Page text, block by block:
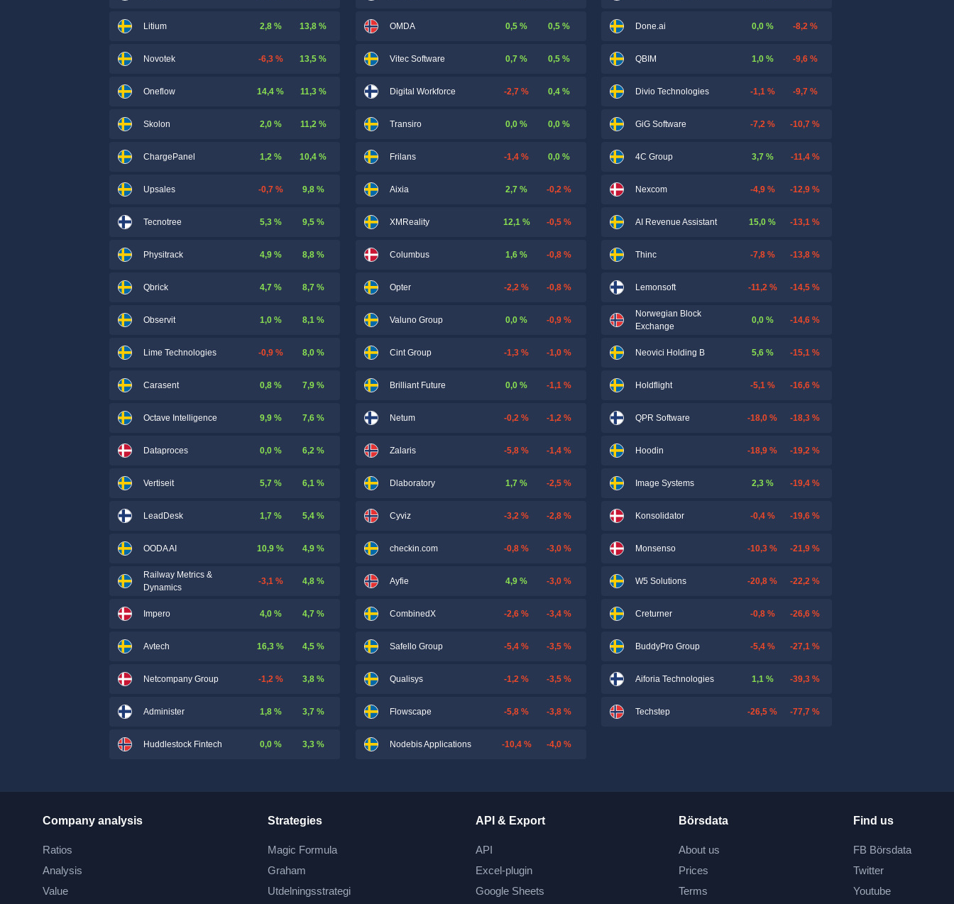
Litium 2,8 % 13,8 %
Novotek -6,3 % 13,5 %
Oneflow 14,4 % 11,3 %
Skolon 2,0 % 11,2 %
ChargePanel 1,2 % 10,4 %
Upsales -0,7 % 9,8 %
Tecnotree 5,3 % 9,5 %
Physitrack 4,9 % 8,8 %
Qbrick 4,7 % 8,7 %
Observit 1,0 % 8,1 %
Lime Technologies -0,9 % 8,0 %
Carasent 0,8 % 7,9 %
Octave Intelligence 9,9 % 7,6 %
Dataproces 0,0 % 6,2 %
Vertiseit 5,7 % 6,1 %
LeadDesk 1,7 % 5,4 %
OODA AI 10,9 % 4,9 %
Railway Metrics &
Dynamics
-3,1 % 4,8 %
Impero 4,0 % 4,7 %
Avtech 16,3 % 4,5 %
Netcompany Group -1,2 % 3,8 %
Administer 1,8 % 3,7 %
Huddlestock Fintech 0,0 % 3,3 %
OMDA 0,5 % 0,5 %
Vitec Software 0,7 % 0,5 %
Digital Workforce -2,7 % 0,4 %
Transiro 0,0 % 0,0 %
Frilans -1,4 % 0,0 %
Aixia 2,7 % -0,2 %
XMReality 12,1 % -0,5 %
Columbus 1,6 % -0,8 %
Opter -2,2 % -0,8 %
Valuno Group 0,0 % -0,9 %
Cint Group -1,3 % -1,0 %
Brilliant Future 0,0 % -1,1 %
Netum -0,2 % -1,2 %
Zalaris -5,8 % -1,4 %
Dlaboratory 1,7 % -2,5 %
Cyviz -3,2 % -2,8 %
checkin.com -0,8 % -3,0 %
Ayfie 4,9 % -3,0 %
CombinedX -2,6 % -3,4 %
Safello Group -5,4 % -3,5 %
Qualisys -1,2 % -3,5 %
Flowscape -5,8 % -3,8 %
Nodebis Applications -10,4 % -4,0 %
Done.ai 0,0 % -8,2 %
QBIM 1,0 % -9,6 %
Divio Technologies -1,1 % -9,7 %
GiG Software -7,2 % -10,7 %
4C Group 3,7 % -11,4 %
Nexcom -4,9 % -12,9 %
AI Revenue Assistant 15,0 % -13,1 %
Thinc -7,8 % -13,8 %
Lemonsoft -11,2 % -14,5 %
Norwegian Block
Exchange
0,0 % -14,6 %
Neovici Holding B 5,6 % -15,1 %
Holdflight -5,1 % -16,6 %
QPR Software -18,0 % -18,3 %
Hoodin -18,9 % -19,2 %
Image Systems 2,3 % -19,4 %
Konsolidator -0,4 % -19,6 %
Monsenso -10,3 % -21,9 %
W5 Solutions -20,8 % -22,2 %
Creturner -0,8 % -26,6 %
BuddyPro Group -5,4 % -27,1 %
Aiforia Technologies 1,1 % -39,3 %
Techstep -26,5 % -77,7 %
Company analysis
Ratios
Analysis
Value
Strategies
Magic Formula
Graham
Utdelningsstrategi
API & Export
API
Excel-plugin
Google Sheets
Börsdata
About us
Prices
Terms
Find us
FB Börsdata
Twitter
Youtube